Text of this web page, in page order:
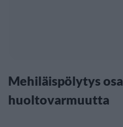
Mehiläispölytys osa
huoltovarmuutta